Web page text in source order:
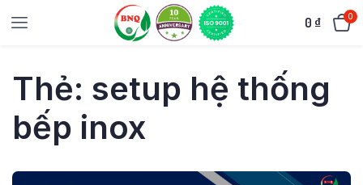
0 ₫ 0
Thẻ: setup hệ thống
bếp inox